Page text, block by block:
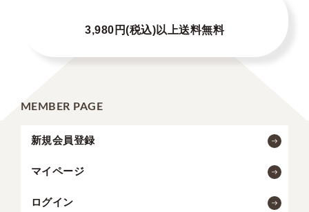
3,980円(税込)以上送料無料
MEMBER PAGE
新規会員登録
マイページ
ログイン